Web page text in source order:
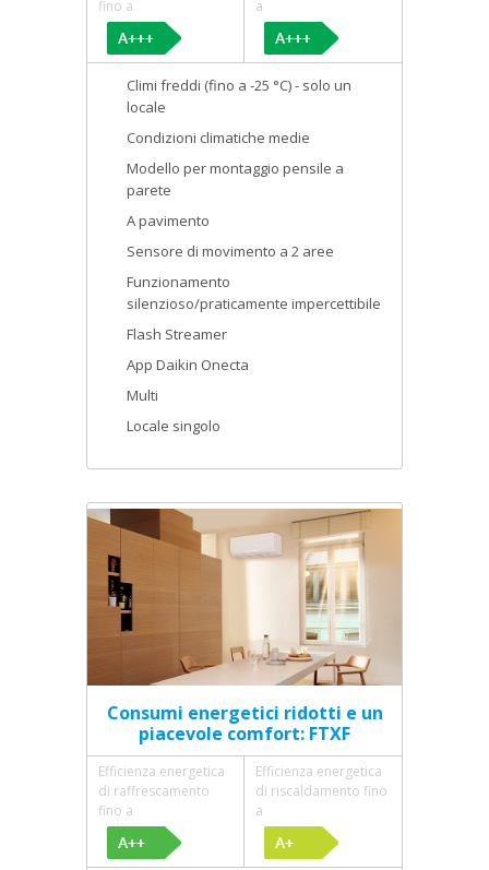
fino a a
Climi freddi (fino a -25 °C) - solo un
locale
Condizioni climatiche medie
Modello per montaggio pensile a
parete
A pavimento
Sensore di movimento a 2 aree
Funzionamento
silenzioso/praticamente impercettibile
Flash Streamer
App Daikin Onecta
Multi
Locale singolo
Consumi energetici ridotti e un
piacevole comfort: FTXF
Efficienza energetica
di raffrescamento
fino a
Efficienza energetica
di riscaldamento fino
a